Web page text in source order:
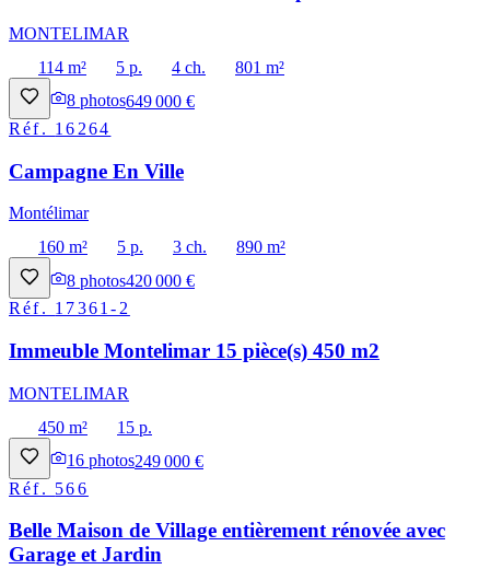
MONTELIMAR
114 m²
5 p. 4 ch.
801 m²
8 photos649 000 €
Réf. 16264
Campagne En Ville
Montélimar
160 m²
5 p. 3 ch.
890 m²
8 photos420 000 €
Réf. 17361-2
Immeuble Montelimar 15 pièce(s) 450 m2
MONTELIMAR
450 m²
15 p.
16 photos249 000 €
Réf. 566
Belle Maison de Village entièrement rénovée avec
Garage et Jardin